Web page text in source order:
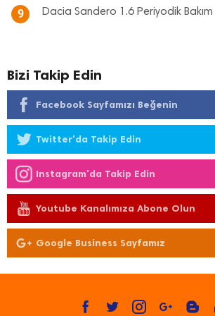
9 Dacia Sandero 1.6 Periyodik Bakım
Bizi Takip Edin
Facebook Sayfamızı Beğenin
Twitter'da Takip Edin
Instagram'da Takip Edin
Youtube Kanalımıza Abone Olun
Google Business Sayfamız